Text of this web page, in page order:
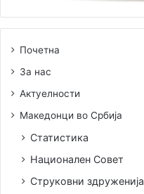
Почетна
За нас
Актуелности
Македонци во Србија
Статистика
Национален Совет
Струковни здруженија